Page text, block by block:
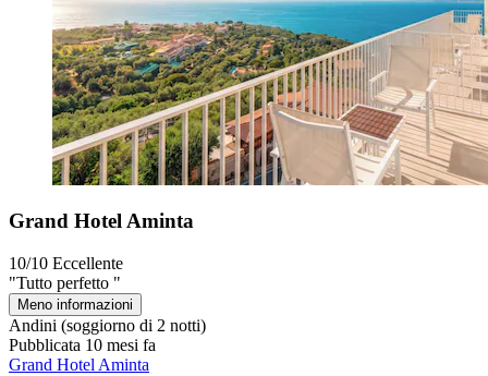
Grand Hotel Aminta
10/10 Eccellente
"Tutto perfetto "
Meno informazioni
Andini (soggiorno di 2 notti)
Pubblicata 10 mesi fa
Grand Hotel Aminta